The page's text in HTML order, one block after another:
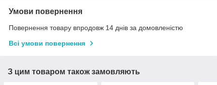
Умови повернення
Повернення товару впродовж 14 днів за домовленістю
Всі умови повернення
З цим товаром також замовляють